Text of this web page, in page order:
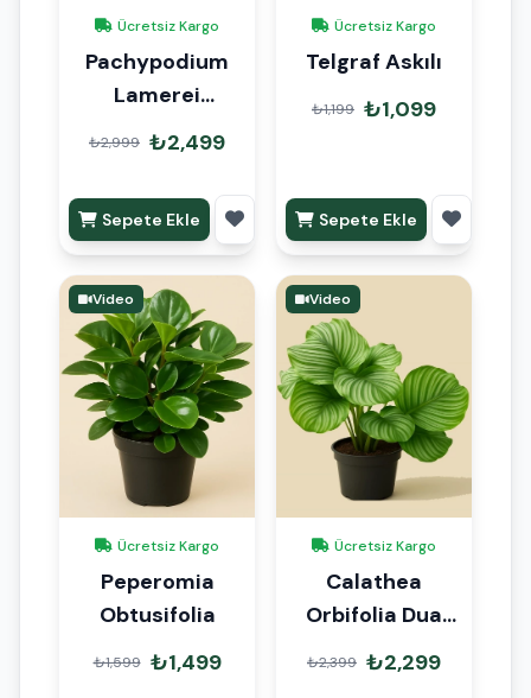
Ücretsiz Kargo
Pachypodium
Lamerei
Madagaskar
Palmiyesi 100cm
₺2,999 ₺2,499
Sepete Ekle
Ücretsiz Kargo
Telgraf Askılı
₺1,199 ₺1,099
Sepete Ekle
Video
Ücretsiz Kargo
Peperomia
Obtusifolia
₺1,599 ₺1,499
Video
Ücretsiz Kargo
Calathea
Orbifolia Dua
Çiçeği
₺2,399 ₺2,299